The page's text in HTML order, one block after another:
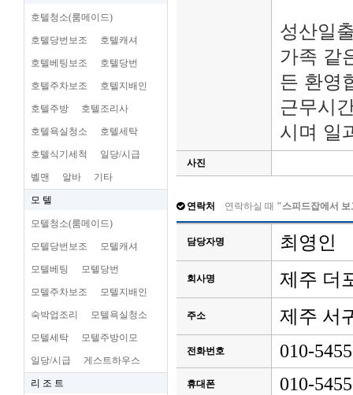
호텔청소(룸메이드)
호텔당번보조 호텔캐셔
호텔베팅보조 호텔당번
호텔주차보조 호텔지배인
호텔주방 호텔조리사
호텔욕실청소 호텔세탁
호텔식기세척 일당/시급
벨맨 알바 기타
모 텔
모텔청소(룸메이드)
모텔당번보조 모텔캐셔
모텔베팅 모텔당번
모텔주차보조 모텔지배인
숙박업조리 모텔욕실청소
모텔세탁 모텔주방이모
일당/시급 게스트하우스
리 조 트
성산일
가족 같
든 환영
근무시
시며 일
사진
연락처 연락하실 때 "스피드잡에서
담당자명 최영인
회사명 제주 더
주소 제주 서
전화번호 010-
휴대폰 010-